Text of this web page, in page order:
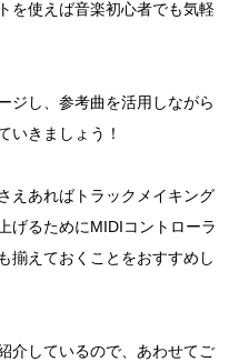
を使えば音楽初心者でも気軽
ジし、参考曲を活用しながら
いきましょう！
えあればトラックメイキング
げるためにMIDIコントローラ
揃えておくことをおすすめし
介しているので、あわせてご